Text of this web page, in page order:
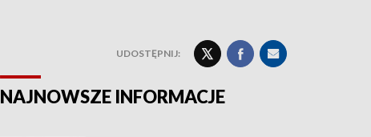
UDOSTĘPNIJ:
NAJNOWSZE INFORMACJE